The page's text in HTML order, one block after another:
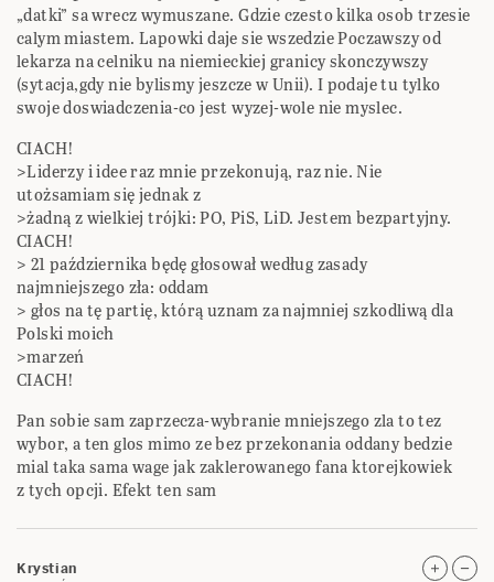
„datki” sa wrecz wymuszane. Gdzie czesto kilka osob trzesie
calym miastem. Lapowki daje sie wszedzie Poczawszy od
lekarza na celniku na niemieckiej granicy skonczywszy
(sytacja,gdy nie bylismy jeszcze w Unii). I podaje tu tylko
swoje doswiadczenia-co jest wyzej-wole nie myslec.
CIACH!
>Liderzy i idee raz mnie przekonują, raz nie. Nie
utożsamiam się jednak z
>żadną z wielkiej trójki: PO, PiS, LiD. Jestem bezpartyjny.
CIACH!
> 21 października będę głosował według zasady
najmniejszego zła: oddam
> głos na tę partię, którą uznam za najmniej szkodliwą dla
Polski moich
>marzeń
CIACH!
Pan sobie sam zaprzecza-wybranie mniejszego zla to tez
wybor, a ten glos mimo ze bez przekonania oddany bedzie
mial taka sama wage jak zaklerowanego fana ktorejkowiek
z tych opcji. Efekt ten sam
Krystian